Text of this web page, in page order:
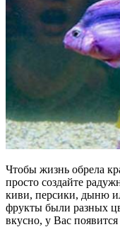
Чтобы жизнь обрела
просто создайте
киви, персики, дыню
фрукты были разных
вкусно, у Вас